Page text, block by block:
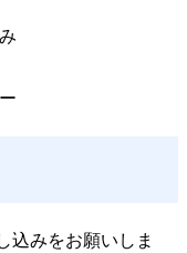
込みをお願いしま